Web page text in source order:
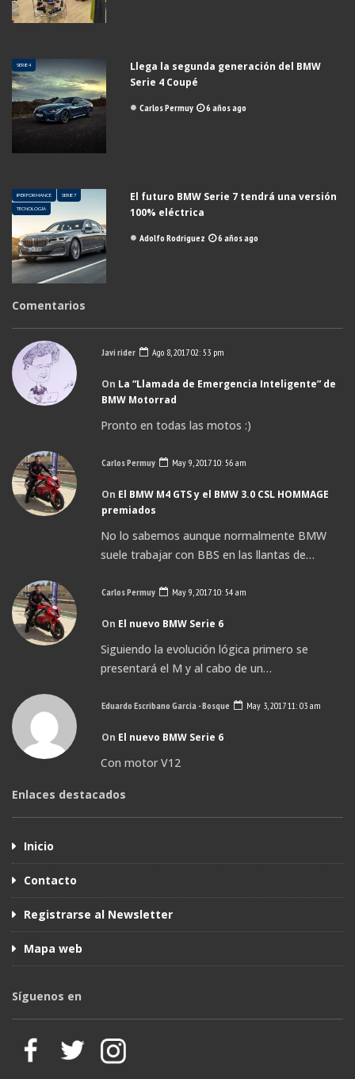
SERIE 4
Llega la segunda generación del BMW
Serie 4 Coupé
Carlos Permuy 6 años ago
IPERFORMANCE SERIE 7
TECNOLOGÍA
El futuro BMW Serie 7 tendrá una versión
100% eléctrica
Adolfo Rodriguez 6 años ago
Comentarios
Javi rider Ago 8, 2017 02: 53 pm
On La “Llamada de Emergencia Inteligente” de
BMW Motorrad
Pronto en todas las motos :)
Carlos Permuy May 9, 2017 10: 56 am
On El BMW M4 GTS y el BMW 3.0 CSL HOMMAGE
premiados
No lo sabemos aunque normalmente BMW
suele trabajar con BBS en las llantas de…
Carlos Permuy May 9, 2017 10: 54 am
On El nuevo BMW Serie 6
Siguiendo la evolución lógica primero se
presentará el M y al cabo de un…
Eduardo Escribano García - Bosque May 3, 2017 11: 03 am
On El nuevo BMW Serie 6
Con motor V12
Enlaces destacados
Inicio
Contacto
Registrarse al Newsletter
Mapa web
Síguenos en